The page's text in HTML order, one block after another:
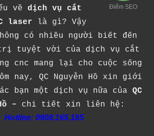
Điểm SEO
về dịch vụ cắt
laser là gì? Vậy
có nhiều người biết đến
tuyệt vời của dịch vụ cắt
cnc mang lại cho cuộc sống
nay, QC Nguyễn Hồ xin giới
bạn một dịch vụ nữa của QC
– chi tiết xin liên hệ:
Hotline: 0908.165.185